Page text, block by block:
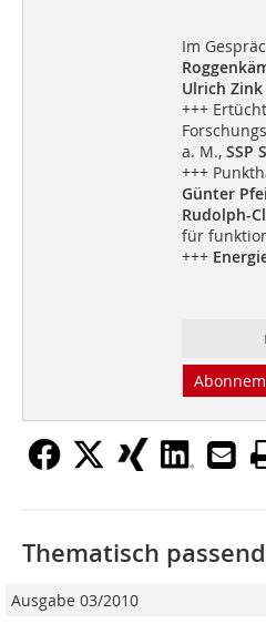
Im
Ulrich Zink
+++
a. M., SSP
+++
Günter
Rudolph-
für
+++
Thematisch
Ausgabe 03/2010